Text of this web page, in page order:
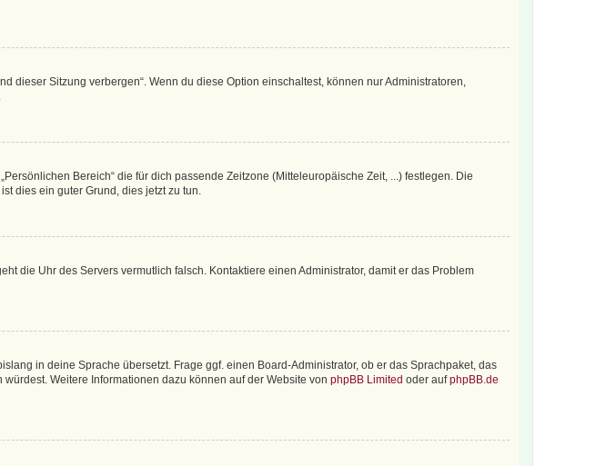
Sitzung verbergen“. Wenn du diese Option einschaltest, können nur Administratoren,
Bereich“ die für dich passende Zeitzone (Mitteleuropäische Zeit, ...) festlegen. Die
dies ein guter Grund, dies jetzt zu tun.
die Uhr des Servers vermutlich falsch. Kontaktiere einen Administrator, damit er das Problem
in deine Sprache übersetzt. Frage ggf. einen Board-Administrator, ob er das Sprachpaket, das
Weitere Informationen dazu können auf der Website von phpBB Limited oder aufphpBB.de